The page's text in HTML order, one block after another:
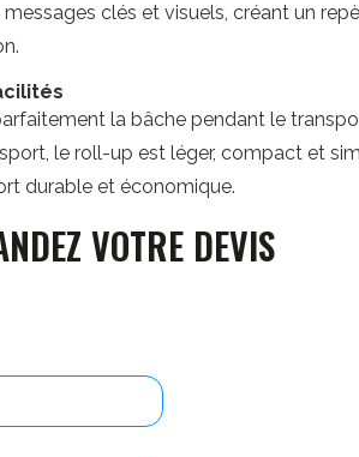
clés et visuels, créant un
la bâche pendant le
le roll-up est léger, compact et
durable et économique.
VOTRE DEVIS